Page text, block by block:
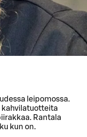
leipomossa.
kahvilatuotteita
Rantala
kun on.